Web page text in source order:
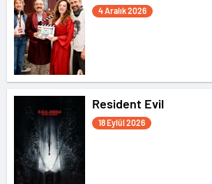
4 Aralık 2026
Resident Evil
18 Eylül 2026